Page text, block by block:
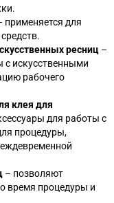
применяется для
ресниц –
с искусственными
рабочего
клея для
для работы с
процедуры,
– позволяют
время процедуры и